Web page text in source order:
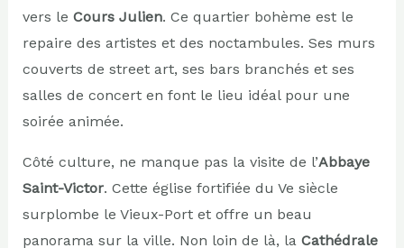
vers le Cours Julien. Ce quartier bohème est le
repaire des artistes et des noctambules. Ses murs
couverts de street art, ses bars branchés et ses
salles de concert en font le lieu idéal pour une
soirée animée.
Côté culture, ne manque pas la visite de l’Abbaye
Saint-Victor. Cette église fortifiée du Ve siècle
surplombe le Vieux-Port et offre un beau
panorama sur la ville. Non loin de là, la Cathédrale